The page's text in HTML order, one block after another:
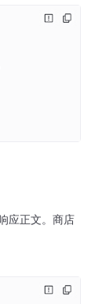
应正文。商店